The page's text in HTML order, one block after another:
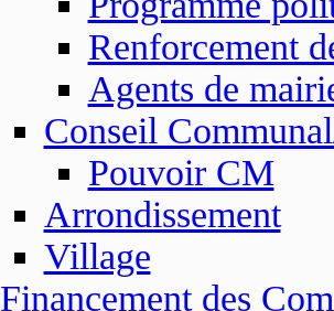
Renforcement
Agents de
Conseil
Pouvoir CM
Arrondissement
Village
Financement des